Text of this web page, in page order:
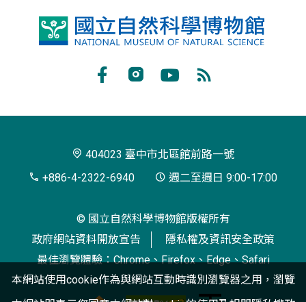
國
博
閱
404023 臺中市北區館前路一號
+886-4-2322-6940
週二至週日 9:00-17:00
© 國立自然科學博物館版權所有
政府網站資料開放宣告
隱私權及資訊安全政策
最佳瀏覽體驗：Chrome、Firefox、Edge、Safari
本網站使用cookie作為與網站互動時識別瀏覽器之用，瀏覽